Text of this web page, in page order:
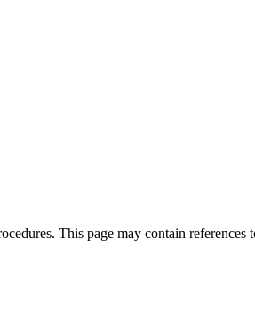
This page may contain